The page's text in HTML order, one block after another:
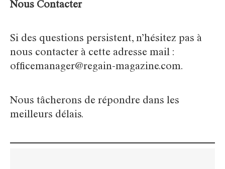
Nous Contacter
Si des questions persistent, n’hésitez pas à
nous contacter à cette adresse mail :
officemanager@regain-magazine.com.
Nous tâcherons de répondre dans les
meilleurs délais.